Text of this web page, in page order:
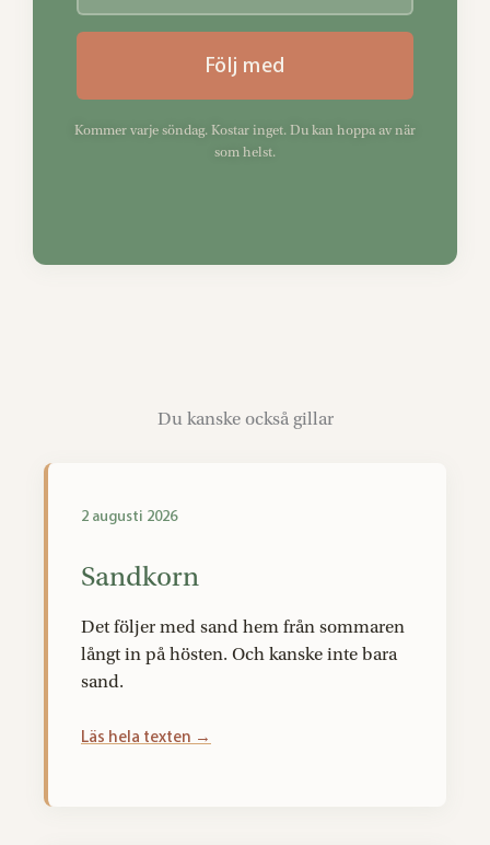
Följ med
Kommer varje söndag. Kostar inget. Du kan hoppa av när
som helst.
Du kanske också gillar
Sandkorn
Det följer med sand hem från sommaren
långt in på hösten. Och kanske inte bara
sand.
Läs hela texten →
2 augusti 2026